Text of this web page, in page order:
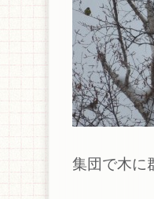
集団で木に